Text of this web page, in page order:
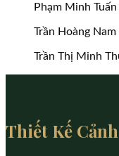
Phạm Minh Tuấn
Trần Hoàng Nam
Trần Thị Minh
Thiết Kế